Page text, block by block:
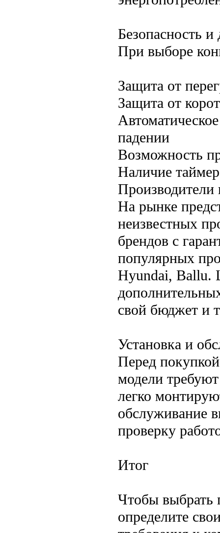
Безопасность
При выборе
Защита от
Защита от
падении
Возможность
Наличие
На рынке
неизвестных
брендов с
популярных
Hyundai, Ballu.
свой бюджет и
Установка и
Перед
модели
легко
обслуживание
проверку
Итог
Чтобы выбрать
определите